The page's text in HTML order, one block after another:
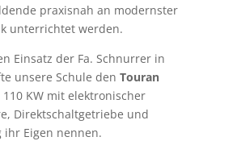
praxisnah an modernster
unterrichtet werden.
Einsatz der Fa. Schnurrer in
unsere Schule den Touran
110 KW mit elektronischer
Direktschaltgetriebe und
Eigen nennen.